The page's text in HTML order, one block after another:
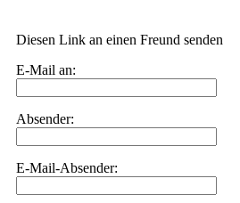
Diesen Link an einen Freund senden
E-Mail an:
Absender:
E-Mail-Absender: